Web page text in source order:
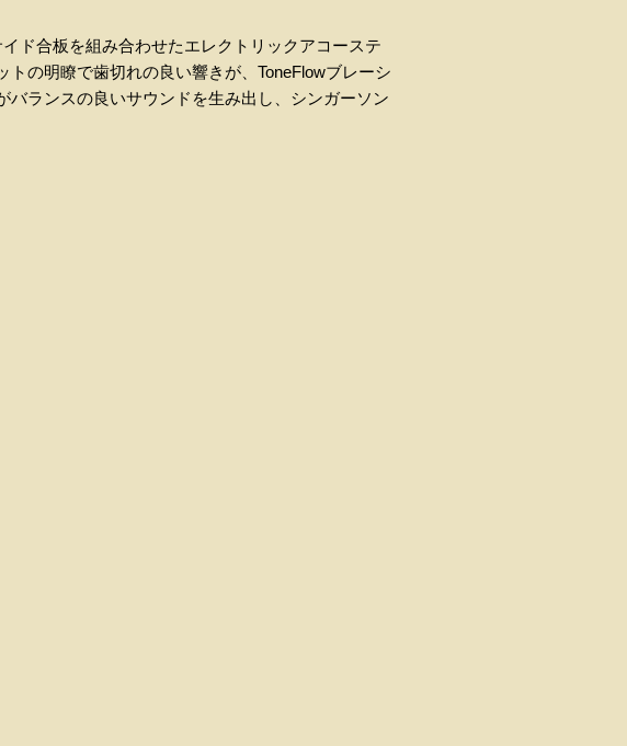
ド合板を組み合わせたエレクトリックアコーステ
の明瞭で歯切れの良い響きが、ToneFlowブレーシ
ランスの良いサウンドを生み出し、シンガーソン